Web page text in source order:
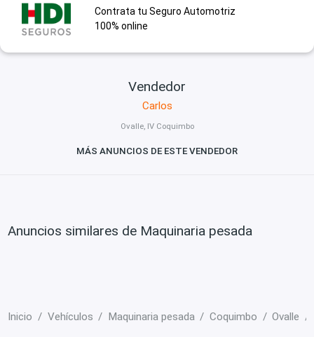
Contrata tu Seguro Automotriz
100% online
Vendedor
Carlos
Ovalle, IV Coquimbo
MÁS ANUNCIOS DE ESTE VENDEDOR
Anuncios similares de Maquinaria pesada
Inicio Vehículos Maquinaria pesada Coquimbo Ovalle